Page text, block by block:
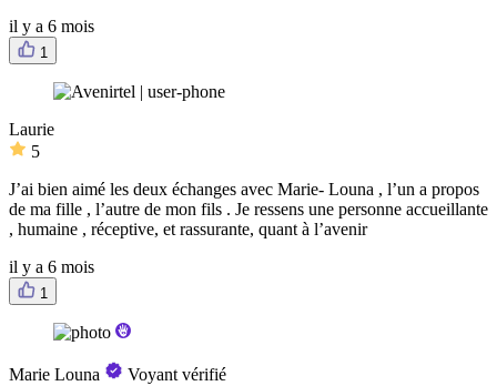
il y a 6 mois
1
Laurie
5
J’ai bien aimé les deux échanges avec Marie- Louna , l’un a propos
de ma fille , l’autre de mon fils . Je ressens une personne accueillante
, humaine , réceptive, et rassurante, quant à l’avenir
il y a 6 mois
1
Marie Louna
Voyant vérifié